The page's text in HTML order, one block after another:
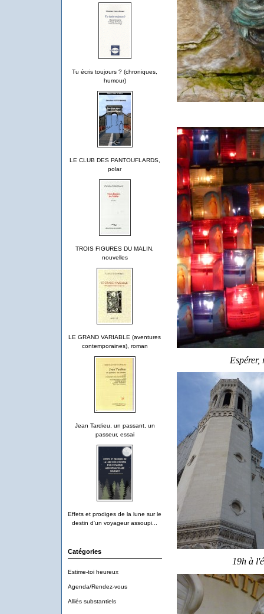
Tu écris toujours ? (chroniques,
humour)
LE CLUB DES PANTOUFLARDS,
polar
TROIS FIGURES DU MALIN,
nouvelles
LE GRAND VARIABLE (aventures
contemporaines), roman
Jean Tardieu, un passant, un
passeur, essai
Effets et prodiges de la lune sur le
destin d'un voyageur assoupi...
Catégories
Estime-toi heureux
Agenda/Rendez-vous
Alliés substantiels
Espérer,
19h à